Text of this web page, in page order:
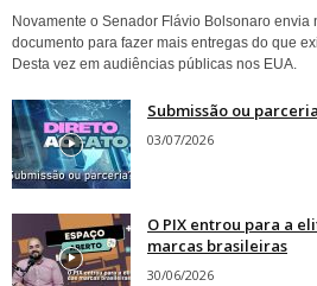
Novamente o Senador Flávio Bolsonaro envia
documento para fazer mais entregas do que
Desta vez em audiências públicas nos EUA.
Submissão ou
03/07/2026
O PIX entrou para a
marcas brasileiras
30/06/2026